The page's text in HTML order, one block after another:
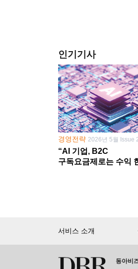
인기기사
경영전략 2026년 5월 Issue
“AI 기업, B2C
구독요금제로는 수익
서비스 소개
동아비